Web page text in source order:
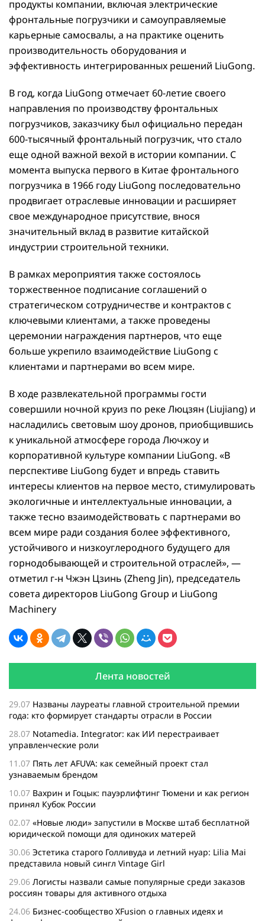
продукты компании, включая электрические
фронтальные погрузчики и самоуправляемые
карьерные самосвалы, а на практике оценить
производительность оборудования и
эффективность интегрированных решений LiuGong.
В год, когда LiuGong отмечает 60-летие своего
направления по производству фронтальных
погрузчиков, заказчику был официально передан
600-тысячный фронтальный погрузчик, что стало
еще одной важной вехой в истории компании. С
момента выпуска первого в Китае фронтального
погрузчика в 1966 году LiuGong последовательно
продвигает отраслевые инновации и расширяет
свое международное присутствие, внося
значительный вклад в развитие китайской
индустрии строительной техники.
В рамках мероприятия также состоялось
торжественное подписание соглашений о
стратегическом сотрудничестве и контрактов с
ключевыми клиентами, а также проведены
церемонии награждения партнеров, что еще
больше укрепило взаимодействие LiuGong с
клиентами и партнерами во всем мире.
В ходе развлекательной программы гости
совершили ночной круиз по реке Люцзян (Liujiang) и
насладились световым шоу дронов, приобщившись
к уникальной атмосфере города Лючжоу и
корпоративной культуре компании LiuGong. «В
перспективе LiuGong будет и впредь ставить
интересы клиентов на первое место, стимулировать
экологичные и интеллектуальные инновации, а
также тесно взаимодействовать с партнерами во
всем мире ради создания более эффективного,
устойчивого и низкоуглеродного будущего для
горнодобывающей и строительной отраслей», —
отметил г-н Чжэн Цзинь (Zheng Jin), председатель
совета директоров LiuGong Group и LiuGong
Machinery
Лента новостей
29.07 Названы лауреаты главной строительной премии
года: кто формирует стандарты отрасли в России
28.07 Notamedia. Integrator: как ИИ перестраивает
управленческие роли
11.07 Пять лет AFUVA: как семейный проект стал
узнаваемым брендом
10.07 Вахрин и Гоцык: пауэрлифтинг Тюмени и как регион
принял Кубок России
02.07 «Новые люди» запустили в Москве штаб бесплатной
юридической помощи для одиноких матерей
30.06 Эстетика старого Голливуда и летний нуар: Lilia Mai
представила новый сингл Vintage Girl
29.06 Логисты назвали самые популярные среди заказов
россиян товары для активного отдыха
24.06 Бизнес-сообщество XFusion о главных идеях и